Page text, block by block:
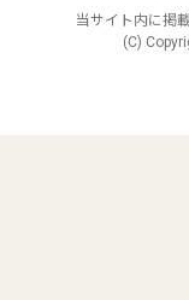
当サイト内に掲
(C)